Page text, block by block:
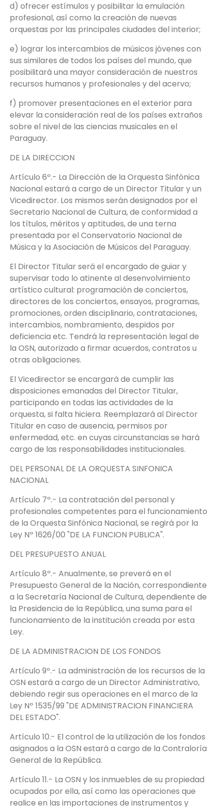
d) ofrecer estímulos y posibilitar la emulación
profesional, así como la creación de nuevas
orquestas por las principales ciudades del interior;
e) lograr los intercambios de músicos jóvenes con
sus similares de todos los países del mundo, que
posibilitará una mayor consideración de nuestros
recursos humanos y profesionales y del acervo;
f) promover presentaciones en el exterior para
elevar la consideración real de los países extraños
sobre el nivel de las ciencias musicales en el
Paraguay.
DE LA DIRECCION
Artículo 6º.- La Dirección de la Orquesta Sinfónica
Nacional estará a cargo de un Director Titular y un
Vicedirector. Los mismos serán designados por el
Secretario Nacional de Cultura, de conformidad a
los títulos, méritos y aptitudes, de una terna
presentada por el Conservatorio Nacional de
Música y la Asociación de Músicos del Paraguay.
El Director Titular será el encargado de guiar y
supervisar todo lo atinente al desenvolvimiento
artístico cultural: programación de conciertos,
directores de los conciertos, ensayos, programas,
promociones, orden disciplinario, contrataciones,
intercambios, nombramiento, despidos por
deficiencia etc. Tendrá la representación legal de
la OSN, autorizado a firmar acuerdos, contratos u
otras obligaciones.
El Vicedirector se encargará de cumplir las
disposiciones emanadas del Director Titular,
participando en todas las actividades de la
orquesta, si falta hiciera. Reemplazará al Director
Titular en caso de ausencia, permisos por
enfermedad, etc. en cuyas circunstancias se hará
cargo de las responsabilidades institucionales.
DEL PERSONAL DE LA ORQUESTA SINFONICA
NACIONAL
Artículo 7º.- La contratación del personal y
profesionales competentes para el funcionamiento
de la Orquesta Sinfónica Nacional, se regirá por la
Ley Nº 1626/00 "DE LA FUNCION PUBLICA".
DEL PRESUPUESTO ANUAL
Artículo 8º.- Anualmente, se preverá en el
Presupuesto General de la Nación, correspondiente
a la Secretaría Nacional de Cultura, dependiente de
la Presidencia de la República, una suma para el
funcionamiento de la institución creada por esta
Ley.
DE LA ADMINISTRACION DE LOS FONDOS
Artículo 9º.- La administración de los recursos de la
OSN estará a cargo de un Director Administrativo,
debiendo regir sus operaciones en el marco de la
Ley Nº 1535/99 "DE ADMINISTRACION FINANCIERA
DEL ESTADO".
Artículo 10.- El control de la utilización de los fondos
asignados a la OSN estará a cargo de la Contraloría
General de la República.
Artículo 11.- La OSN y los inmuebles de su propiedad
ocupados por ella, así como las operaciones que
realice en las importaciones de instrumentos y